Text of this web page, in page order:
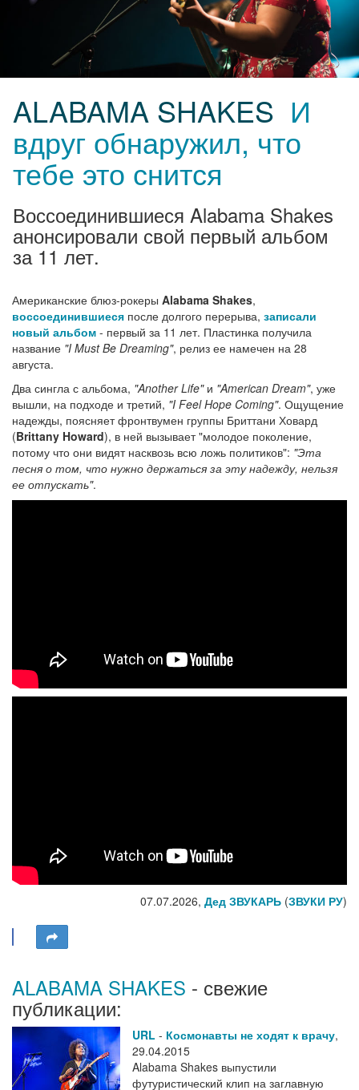
ALABAMA SHAKES И
вдруг обнаружил, что
тебе это снится
Воссоединившиеся Alabama Shakes
анонсировали свой первый альбом
за 11 лет.
Американские блюз-рокеры Alabama Shakes,
воссоединившиеся после долгого перерыва, записали
новый альбом - первый за 11 лет. Пластинка получила
название "I Must Be Dreaming", релиз ее намечен на 28
августа.
Два сингла с альбома, "Another Life"и "American Dream", уже
вышли, на подходе и третий, "I Feel Hope Coming". Ощущение
надежды, поясняет фронтвумен группы Бриттани Ховард
(Brittany Howard), в ней вызывает "молодое поколение,
потому что они видят насквозь всю ложь политиков": "Эта
песня о том, что нужно держаться за эту надежду, нельзя
ее отпускать".
07.07.2026, Дед ЗВУКАРЬ (ЗВУКИ РУ)
ALABAMA SHAKES - свежие
публикации:
URL - Космонавты не ходят к врачу,
29.04.2015
Alabama Shakes выпустили
футуристический клип на заглавную